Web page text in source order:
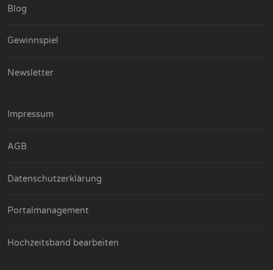
Blog
Gewinnspiel
Newsletter
Impressum
AGB
Datenschutzerklärung
Portalmanagement
Hochzeitsband bearbeiten